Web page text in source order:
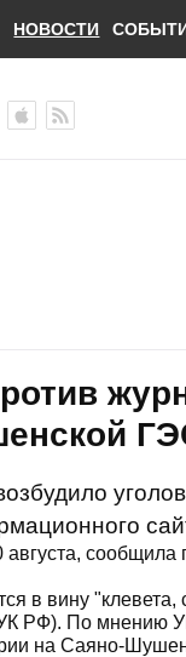
НОВОСТИ
августа, сообщила
в вину
РФ). По мнению
на Саяно-